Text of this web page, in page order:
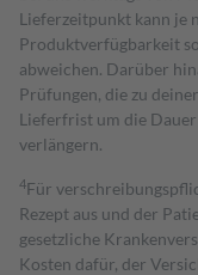
Lieferzeitpunkt kann je
Produktverfügbarkeit
abweichen. Darüber
Prüfungen, die zu
Lieferfrist um die
verlängern.
4Für
Rezept aus und der
gesetzliche
Kosten dafür, der